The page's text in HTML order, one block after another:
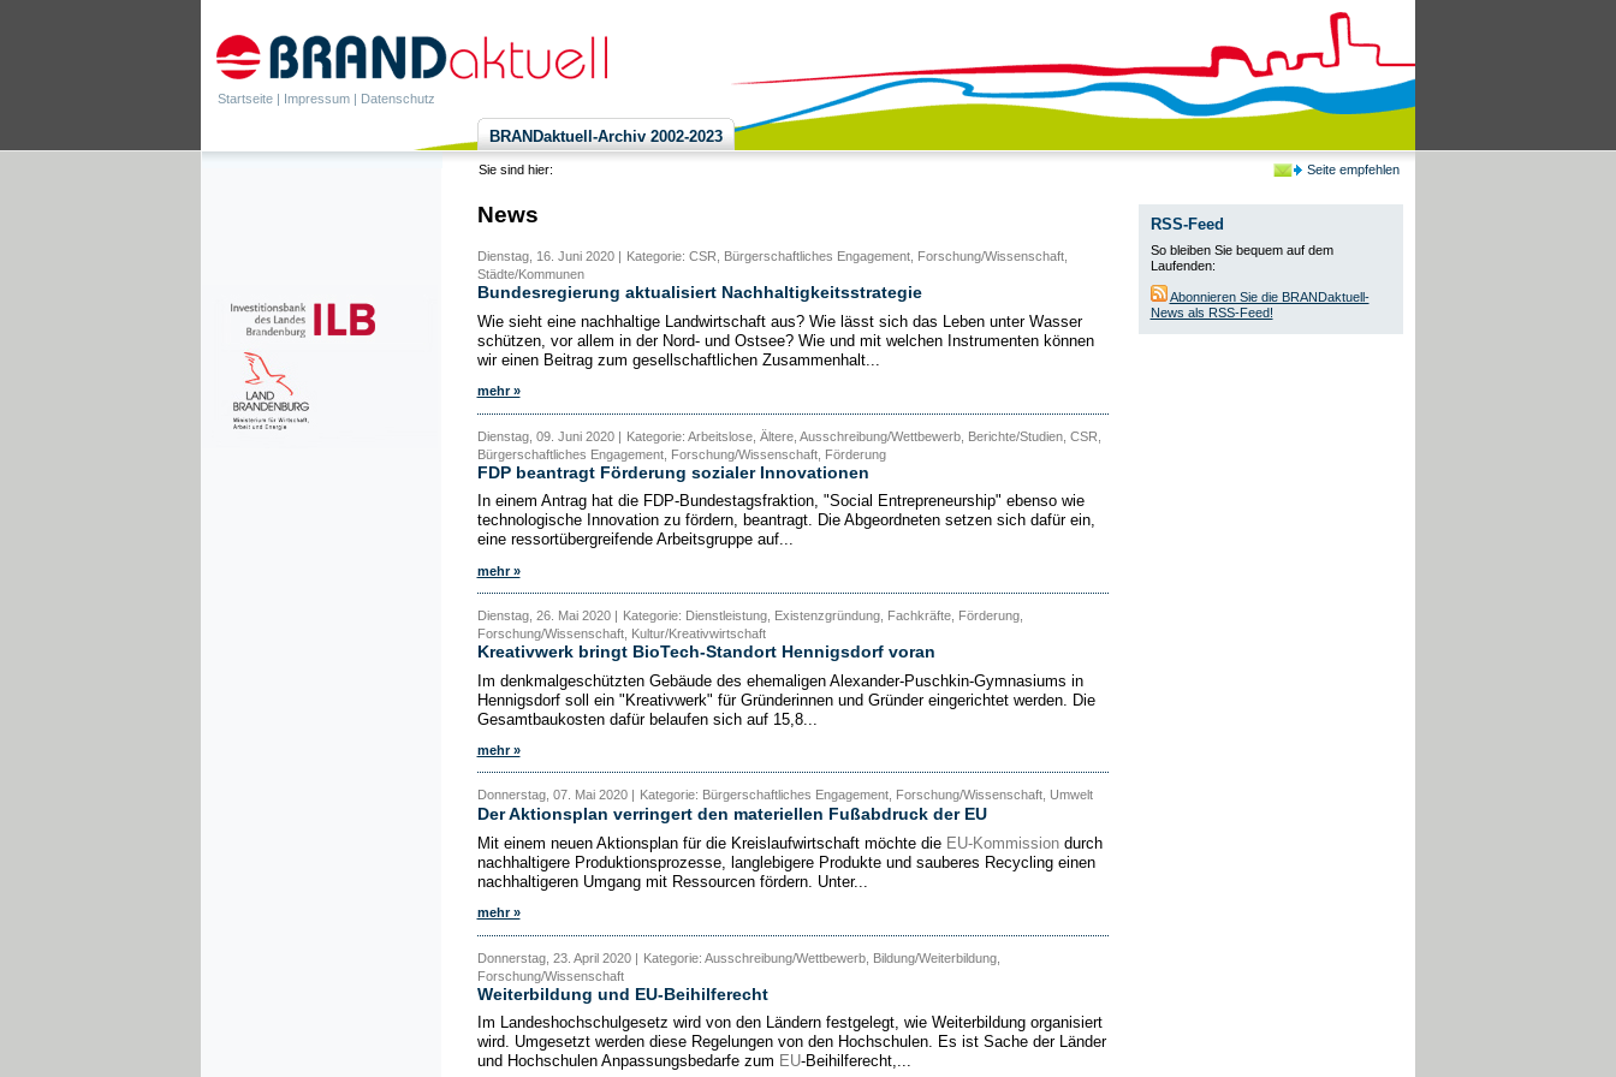
Startseite | Impressum | Datenschutz
Seite empfehlen
BRANDaktuell-Archiv 2002-2023
Sie sind hier:
News
Dienstag, 16. Juni 2020 |
Kategorie: CSR, Bürgerschaftliches Engagement, Forschung/Wissenschaft,
Städte/Kommunen
Bundesregierung aktualisiert Nachhaltigkeitsstrategie
Wie sieht eine nachhaltige Landwirtschaft aus? Wie lässt sich das Leben unter Wasser
schützen, vor allem in der Nord- und Ostsee? Wie und mit welchen Instrumenten können
wir einen Beitrag zum gesellschaftlichen Zusammenhalt...
mehr »
Dienstag, 09. Juni 2020 | Kategorie: Arbeitslose, Ältere, Ausschreibung/Wettbewerb, Berichte/Studien, CSR,
Bürgerschaftliches Engagement, Forschung/Wissenschaft, Förderung
FDP beantragt Förderung sozialer Innovationen
In einem Antrag hat die FDP-Bundestagsfraktion, "Social Entrepreneurship" ebenso wie
technologische Innovation zu fördern, beantragt. Die Abgeordneten setzen sich dafür ein,
eine ressortübergreifende Arbeitsgruppe auf...
mehr »
Dienstag, 26. Mai 2020 | Kategorie: Dienstleistung, Existenzgründung, Fachkräfte, Förderung,
Forschung/Wissenschaft, Kultur/Kreativwirtschaft
Kreativwerk bringt BioTech-Standort Hennigsdorf voran
Im denkmalgeschützten Gebäude des ehemaligen Alexander-Puschkin-Gymnasiums in
Hennigsdorf soll ein "Kreativwerk" für Gründerinnen und Gründer eingerichtet werden. Die
Gesamtbaukosten dafür belaufen sich auf 15,8...
mehr »
Donnerstag, 07. Mai 2020 | Kategorie: Bürgerschaftliches Engagement, Forschung/Wissenschaft, Umwelt
Der Aktionsplan verringert den materiellen Fußabdruck der EU
Mit einem neuen Aktionsplan für die Kreislaufwirtschaft möchte die EU-Kommissiondurch
nachhaltigere Produktionsprozesse, langlebigere Produkte und sauberes Recycling einen
nachhaltigeren Umgang mit Ressourcen fördern. Unter...
mehr »
Donnerstag, 23. April 2020 | Kategorie: Ausschreibung/Wettbewerb, Bildung/Weiterbildung,
Forschung/Wissenschaft
Weiterbildung und EU-Beihilferecht
Im Landeshochschulgesetz wird von den Ländern festgelegt, wie Weiterbildung organisiert
wird. Umgesetzt werden diese Regelungen von den Hochschulen. Es ist Sache der Länder
und Hochschulen Anpassungsbedarfe zum EU-Beihilferecht,...
RSS-Feed
So bleiben Sie bequem auf dem
Laufenden:
Abonnieren Sie die BRANDaktuell-
News als RSS-Feed!